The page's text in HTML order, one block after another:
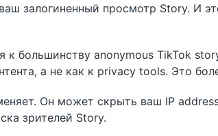
залогиненный просмотр Story. И
к большинству anonymous TikTok
а не как к privacy tools. Это
Он может скрыть ваш IP
зрителей Story.